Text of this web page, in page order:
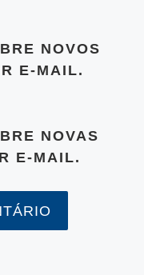
NOVOS
E-MAIL.
NOVAS
E-MAIL.